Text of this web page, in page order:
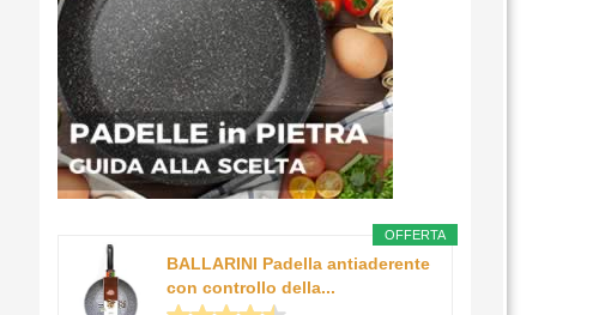
OFFERTA
BALLARINI Padella antiaderente
con controllo della...